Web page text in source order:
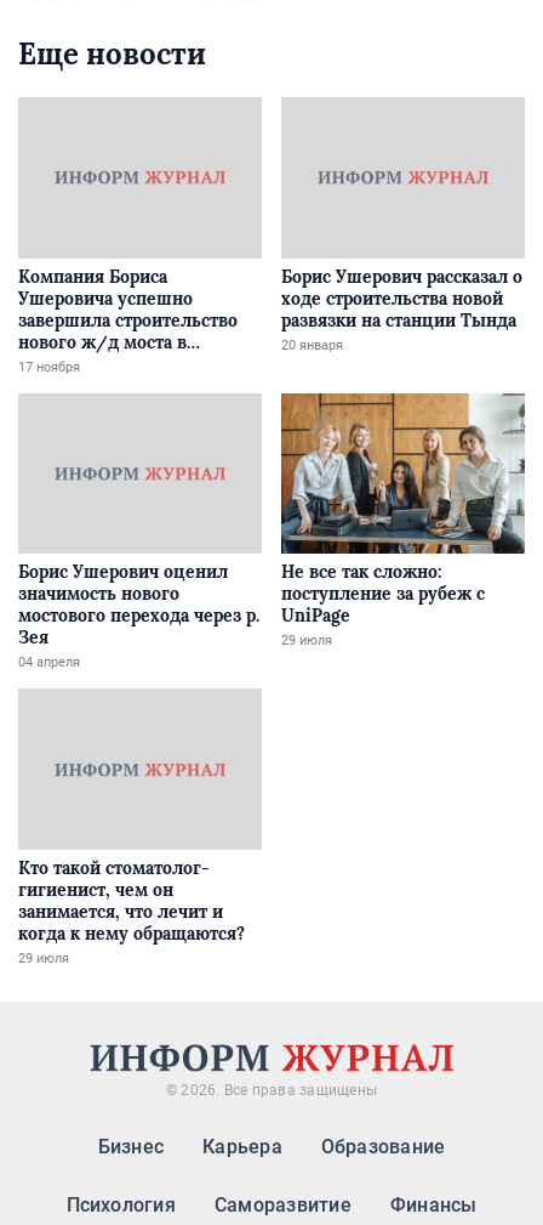
Еще новости
Компания Бориса
Ушеровича успешно
завершила строительство
нового ж/д моста в
Забайкалье
17 ноября
Борис Ушерович рассказал о
ходе строительства новой
развязки на станции Тында
20 января
Борис Ушерович оценил
значимость нового
мостового перехода через р.
Зея
04 апреля
Не все так сложно:
поступление за рубеж с
UniPage
29 июля
Кто такой стоматолог-
гигиенист, чем он
занимается, что лечит и
когда к нему обращаются?
29 июля
© 2026. Все права защищены
Бизнес Карьера Образование
Психология Саморазвитие Финансы